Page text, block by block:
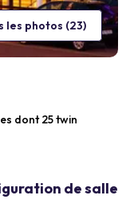
les photos (23)
dont 25 twin
de salle